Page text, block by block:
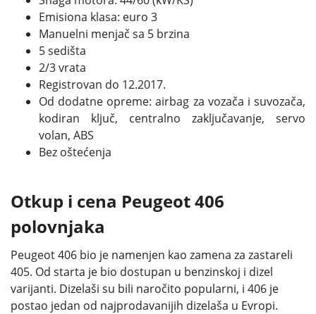
Emisiona klasa: euro 3
Manuelni menjač sa 5 brzina
5 sedišta
2/3 vrata
Registrovan do 12.2017.
Od dodatne opreme: airbag za vozača i suvozača,
kodiran ključ, centralno zaključavanje, servo
volan, ABS
Bez oštećenja
Otkup i cena Peugeot 406
polovnjaka
Peugeot 406 bio je namenjen kao zamena za zastareli
405. Od starta je bio dostupan u benzinskoj i dizel
varijanti. Dizelaši su bili naročito popularni, i 406 je
postao jedan od najprodavanijih dizelaša u Evropi.